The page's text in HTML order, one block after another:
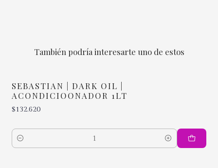
También podría interesarte uno de estos
SEBASTIAN | DARK OIL |
ACONDICIOONADOR 1LT
$132.620
Cantidad